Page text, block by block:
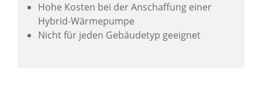
Hohe Kosten bei der Anschaffung einer
Hybrid-Wärmepumpe
Nicht für jeden Gebäudetyp geeignet